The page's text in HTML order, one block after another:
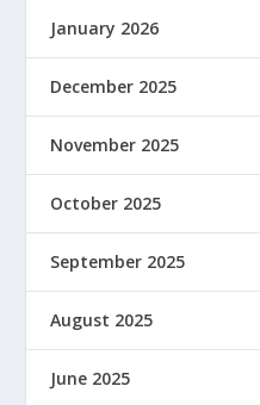
January 2026
December 2025
November 2025
October 2025
September 2025
August 2025
June 2025